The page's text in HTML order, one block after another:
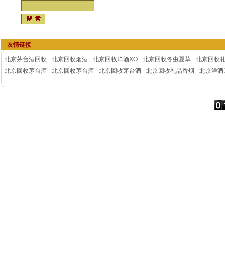
友情链接
北京茅台酒回收 北京回收烟酒 北京回收洋酒XO 北京回收冬虫夏草
北京回收
北京回收茅台酒
北京回收茅台酒 北京回收茅台酒 北京回收礼品香烟 北京洋酒